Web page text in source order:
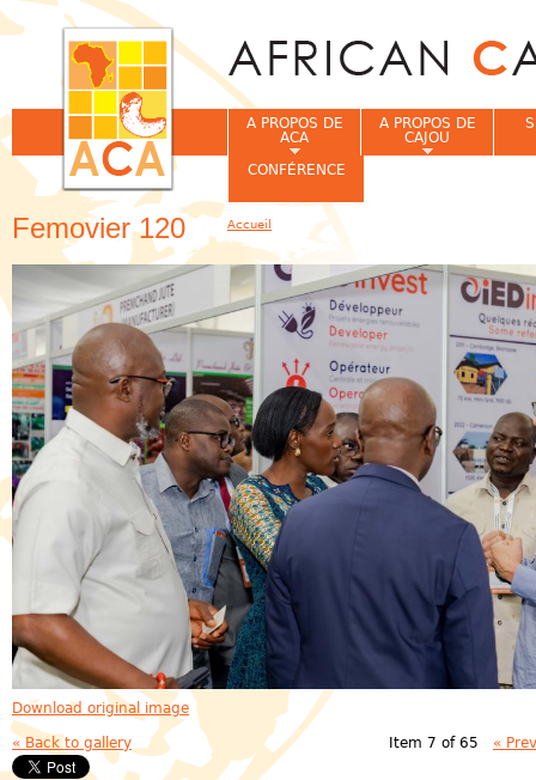
Femovier 120
Download original image
« Back to gallery Item 7 of 65 «
A PROPOS DE
ACA
A PROPOS DE
CAJOU
CONFÉRENCE
Vous êtes ici
Accueil